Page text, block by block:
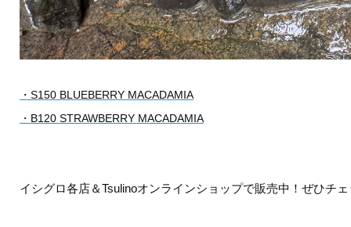
・S150 BLUEBERRY MACADAMIA
・B120 STRAWBERRY MACADAMIA
イシグロ各店＆Tsulinoオンラインショップで販売中！ぜひ